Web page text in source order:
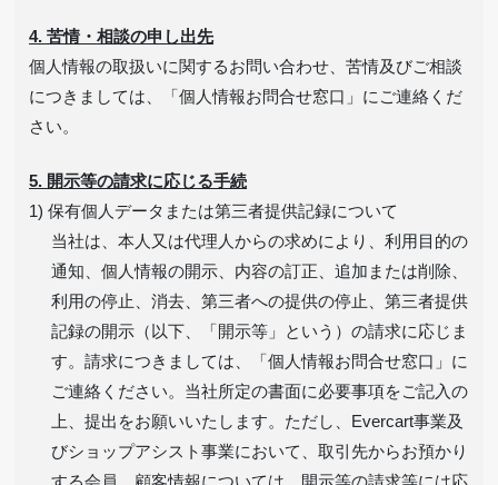
4. 苦情・相談の申し出先
個人情報の取扱いに関するお問い合わせ、苦情及びご相談
につきましては、「個人情報お問合せ窓口」にご連絡くだ
さい。
5. 開示等の請求に応じる手続
1) 保有個人データまたは第三者提供記録について
当社は、本人又は代理人からの求めにより、利用目的の
通知、個人情報の開示、内容の訂正、追加または削除、
利用の停止、消去、第三者への提供の停止、第三者提供
記録の開示（以下、「開示等」という）の請求に応じま
す。請求につきましては、「個人情報お問合せ窓口」に
ご連絡ください。当社所定の書面に必要事項をご記入の
上、提出をお願いいたします。ただし、Evercart事業及
びショップアシスト事業において、取引先からお預かり